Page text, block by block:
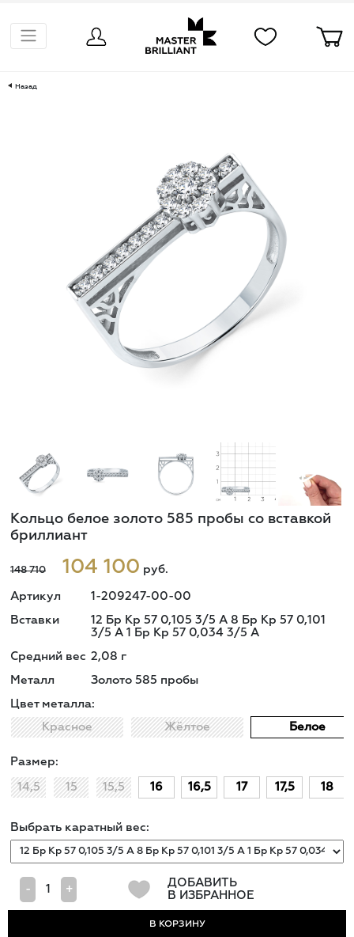
Назад
Кольцо белое золото 585 пробы со вставкой
бриллиант
148 710 104 100 руб.
Артикул 1-209247-00-00
Вставки
12 Бр Кр 57 0,105 3/5 А 8 Бр Кр 57 0,101
3/5 А 1 Бр Кр 57 0,034 3/5 А
Средний вес 2,08 г
Металл Золото 585 пробы
Цвет металла:
Красное Жёлтое Белое
Размер:
14,5 15 15,5 16 16,5 17 17,5 18
Выбрать каратный вес:
- +
ДОБАВИТЬ
В ИЗБРАННОЕ